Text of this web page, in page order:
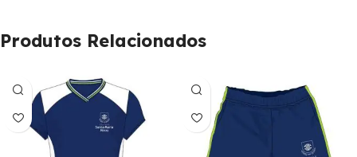
Produtos Relacionados